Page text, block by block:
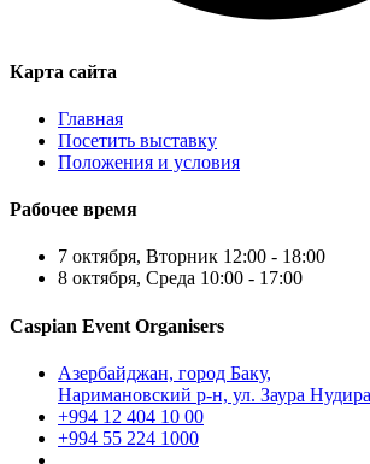
Карта сайта
Главная
Посетить выставку
Положения и условия
Рабочее время
7 октября, Вторник 12:00 - 18:00
8 октября, Среда 10:00 - 17:00
Caspian Event Organisers
Азербайджан, город Баку,
Наримановский р-н, ул. Заура
+994 12 404 10 00
+994 55 224 1000